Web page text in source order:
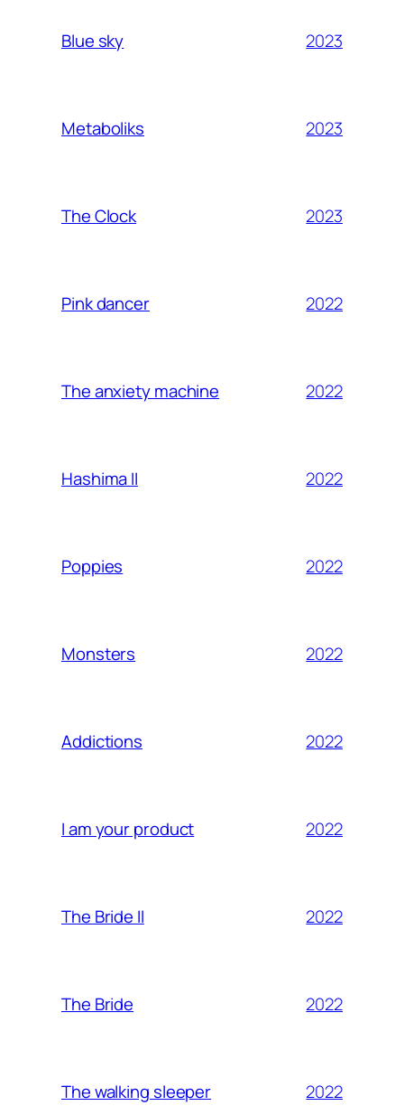
Blue sky 2023
Metaboliks 2023
The Clock 2023
Pink dancer 2022
The anxiety machine 2022
Hashima II 2022
Poppies 2022
Monsters 2022
Addictions 2022
I am your product 2022
The Bride II 2022
The Bride 2022
The walking sleeper 2022